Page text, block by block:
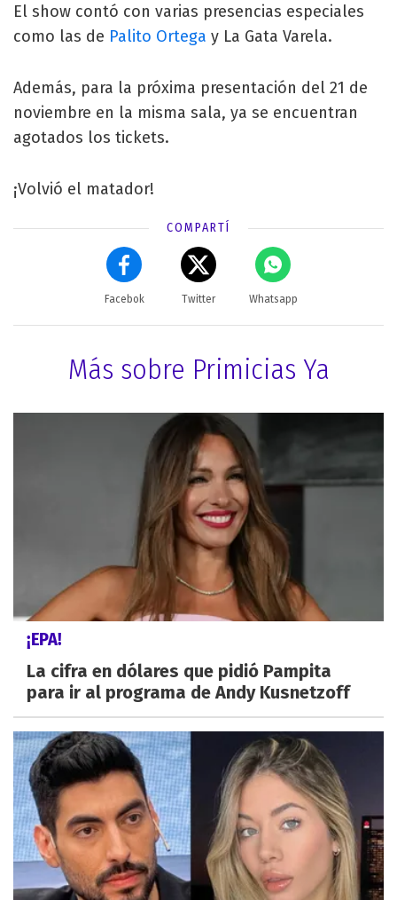
El show contó con varias presencias especiales
como las de Palito Ortega y La Gata Varela.
Además, para la próxima presentación del 21 de
noviembre en la misma sala, ya se encuentran
agotados los tickets.
¡Volvió el matador!
COMPARTÍ
Facebok Twitter Whatsapp
Más sobre Primicias Ya
¡EPA!
La cifra en dólares que pidió Pampita
para ir al programa de Andy Kusnetzoff